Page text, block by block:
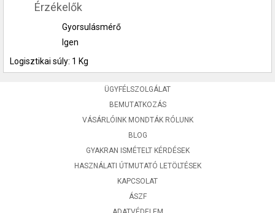
Érzékelők
Gyorsulásmérő
Igen
Logisztikai súly: 1 Kg
ÜGYFÉLSZOLGÁLAT
BEMUTATKOZÁS
VÁSÁRLÓINK MONDTÁK RÓLUNK
BLOG
GYAKRAN ISMÉTELT KÉRDÉSEK
HASZNÁLATI ÚTMUTATÓ LETÖLTÉSEK
KAPCSOLAT
ÁSZF